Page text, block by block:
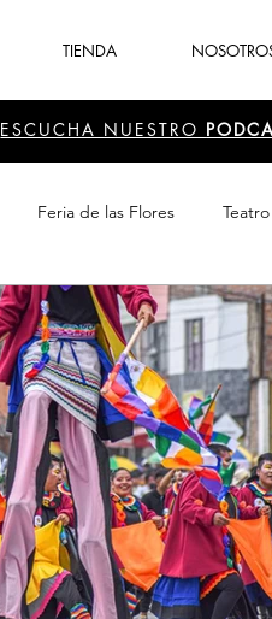
TIENDA
ESCUCHA NUESTRO
Feria de las Flores Teatro
Sector Cultura Recreación